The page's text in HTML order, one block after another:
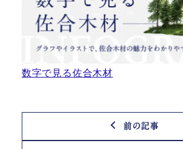
数字で見る佐合木材
前の記事